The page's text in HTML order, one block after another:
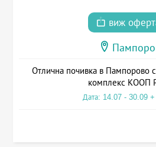
виж
Отлична почивка в Пампорово
комплекс КООП
Дата: 14.07 - 30.09 +